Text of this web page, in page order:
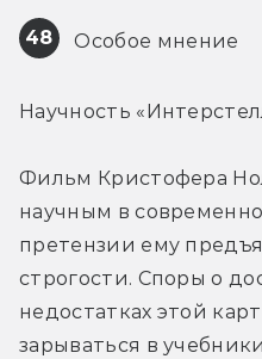
48 Особое мнение
Научность
Фильм Кристофера
научным в
претензии ему
строгости. Споры о
недостатках этой
зарываться в